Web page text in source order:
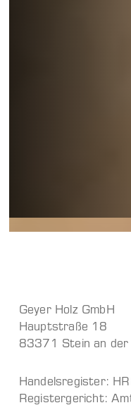
Geyer Holz GmbH
Hauptstraße 18
83371 Stein an der
Handelsregister:
Registergericht: